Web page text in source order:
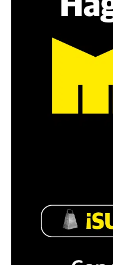
mamá de
“Estamos como el día
asesinada en 2016
pregunta», comparte